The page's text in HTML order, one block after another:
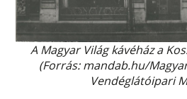
A Magyar Világ kávéház a
(Forrás: mandab.hu/
Vendéglátóipari